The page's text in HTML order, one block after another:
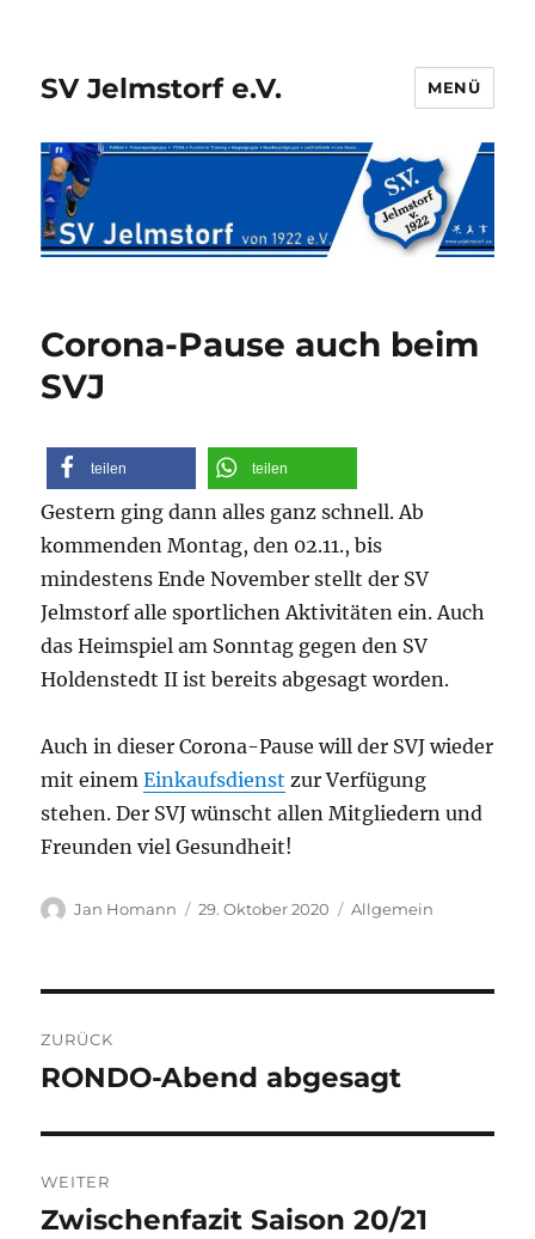
SV Jelmstorf e.V. MENÜ
Corona-Pause auch beim
SVJ
teilen teilen
Gestern ging dann alles ganz schnell. Ab
kommenden Montag, den 02.11., bis
mindestens Ende November stellt der SV
Jelmstorf alle sportlichen Aktivitäten ein. Auch
das Heimspiel am Sonntag gegen den SV
Holdenstedt II ist bereits abgesagt worden.
Auch in dieser Corona-Pause will der SVJ wieder
mit einemEinkaufsdienst zur Verfügung
stehen. Der SVJ wünscht allen Mitgliedern und
Freunden viel Gesundheit!
Autor
Jan Homann
Veröffentlicht
29. Oktober 2020 Kategorien
Allgemein
ZURÜCK
Vorheriger
RONDO-Abend abgesagt
WEITER
Nächster
Zwischenfazit Saison 20/21